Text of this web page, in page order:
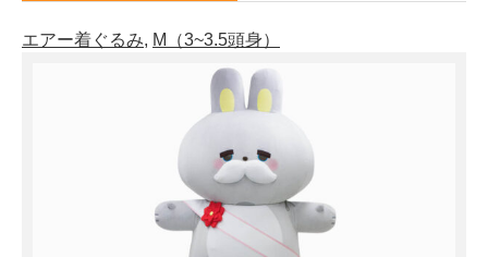
エアー着ぐるみ, M（3~3.5頭身）